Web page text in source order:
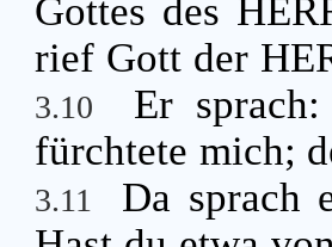
Gottes des
rief Gott der
3.10
Er
fürchtete mich;
3.11
Da sprach